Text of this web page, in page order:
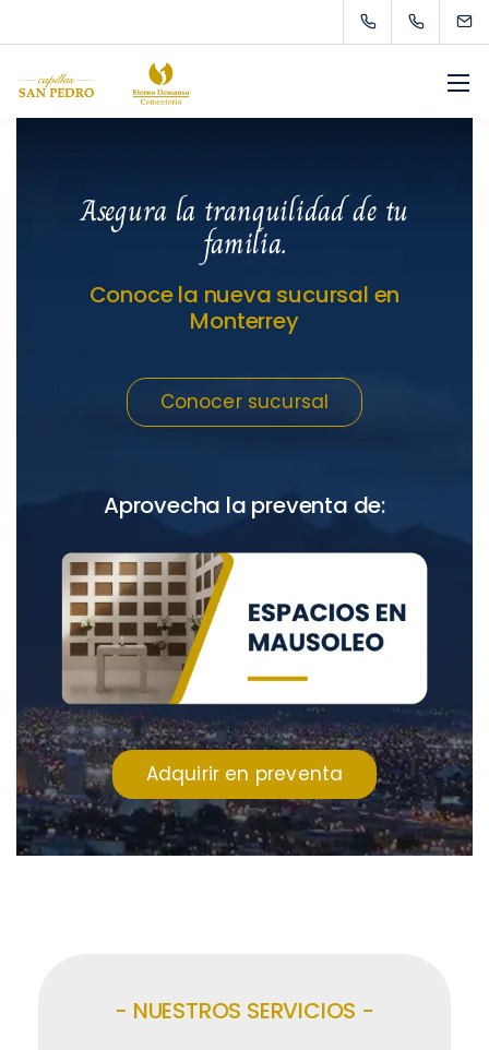
Asegura la tranquilidad de tu
familia.
Conoce la nueva sucursal en
Monterrey
Conocer sucursal
Aprovecha la preventa de:
Adquirir en preventa
- NUESTROS SERVICIOS -